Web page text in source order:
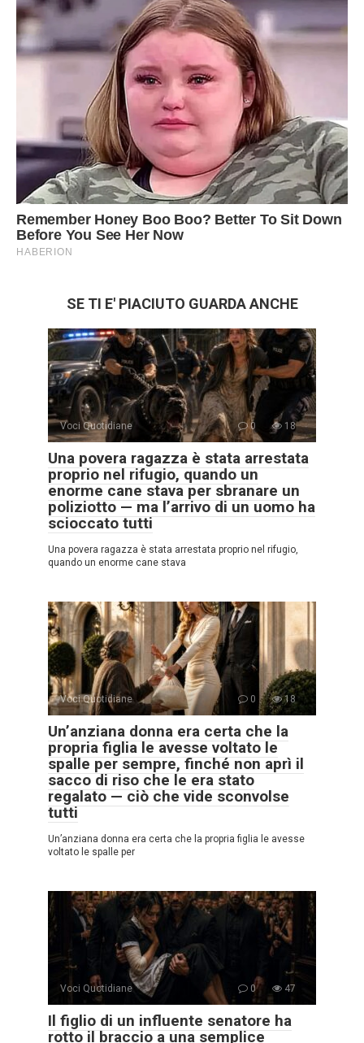
SE TI E' PIACIUTO GUARDA ANCHE
Voci Quotidiane 0 18
Una povera ragazza è stata arrestata
proprio nel rifugio, quando un
enorme cane stava per sbranare un
poliziotto — ma l’arrivo di un uomo ha
scioccato tutti
Una povera ragazza è stata arrestata proprio nel rifugio,
quando un enorme cane stava
Voci Quotidiane 0 18
Un’anziana donna era certa che la
propria figlia le avesse voltato le
spalle per sempre, finché non aprì il
sacco di riso che le era stato
regalato — ciò che vide sconvolse
tutti
Un’anziana donna era certa che la propria figlia le avesse
voltato le spalle per
Voci Quotidiane 0 47
Il figlio di un influente senatore ha
rotto il braccio a una semplice